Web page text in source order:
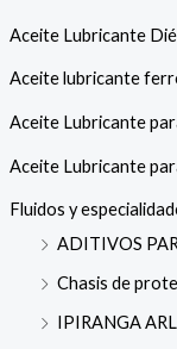
Aceite Lubricante
Aceite lubricante
Aceite Lubricante
Aceite Lubricante
Fluidos y
ADITIVOS
Chasis de
IPIRANGA